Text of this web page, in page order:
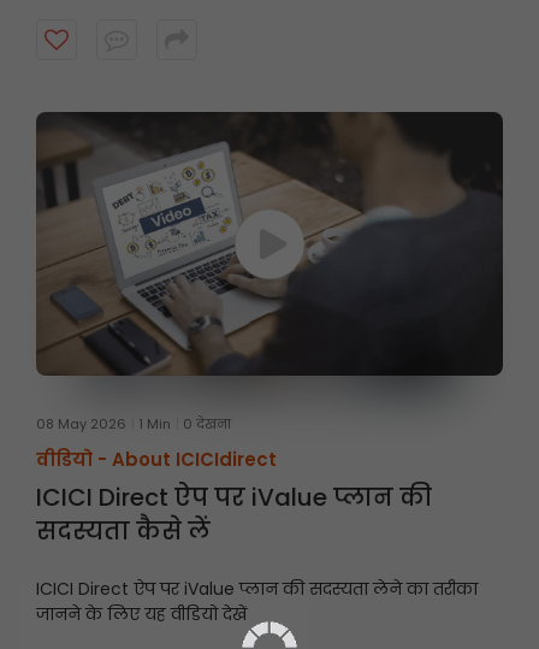
08 May 2026 1 Min 0 देखना
वीडियो - About ICICIdirect
ICICI Direct ऐप पर iValue प्लान की
सदस्यता कैसे लें
ICICI Direct ऐप पर iValue प्लान की सदस्यता लेने का तरीका
जानने के लिए यह वीडियो देखें